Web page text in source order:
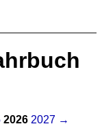
2026 2027 →